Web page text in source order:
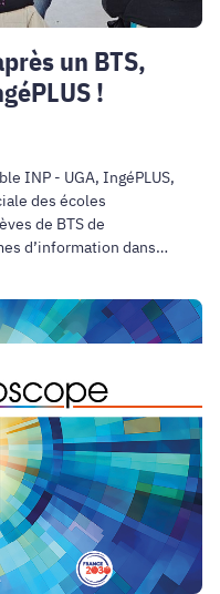
un BTS,
!
INP - UGA, IngéPLUS,
des écoles
de BTS de
d’information dans